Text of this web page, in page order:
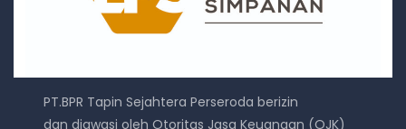
PT.BPR Tapin Sejahtera Perseroda berizin
dan diawasi oleh Otoritas Jasa Keuangan (OJK)